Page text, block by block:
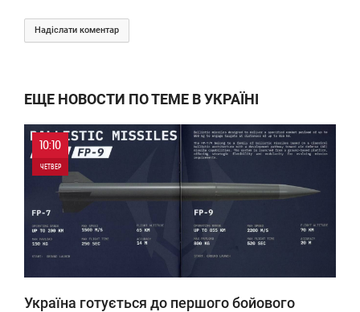
Надіслати коментар
ЕЩЕ НОВОСТИ ПО ТЕМЕ В УКРАЇНІ
10:10
ЧЕТВЕР
0
Україна готується до першого бойового